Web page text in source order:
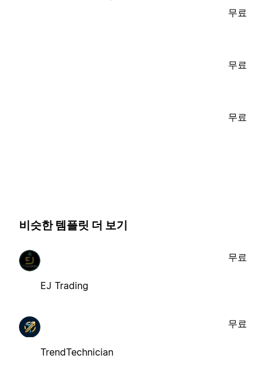
무료
무료
무료
비슷한 템플릿 더 보기
EJ Trading
무료
TrendTechnician
무료